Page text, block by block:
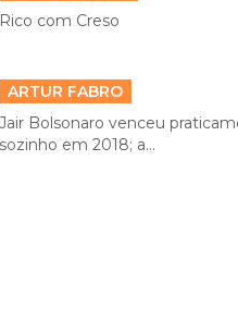
Rico com Creso
ARTUR FABRO
Jair Bolsonaro venceu
sozinho em 2018; a...